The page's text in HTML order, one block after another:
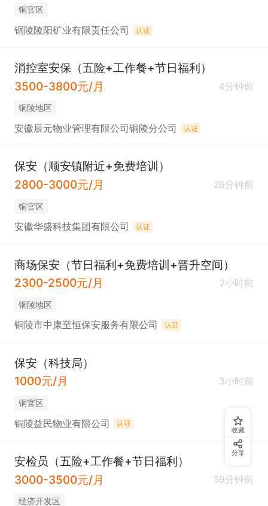
铜官区
铜陵陵阳矿业有限责任公司 认证
消控室安保（五险+工作餐+节日福利）
3500-3800元/月
4分钟前
铜陵地区
安徽辰元物业管理有限公司铜陵分公司 认证
保安（顺安镇附近+免费培训）
2800-3000元/月
26分钟前
铜官区
安徽华盛科技集团有限公司 认证
商场保安（节日福利+免费培训+晋升空间）
2300-2500元/月
2小时前
铜陵地区
铜陵市中康至恒保安服务有限公司 认证
保安（科技局）
1000元/月
3小时前
铜官区
铜陵益民物业有限公司 认证
安检员（五险+工作餐+节日福利）
3000-3500元/月
59分钟前
经济开发区
收藏
分享